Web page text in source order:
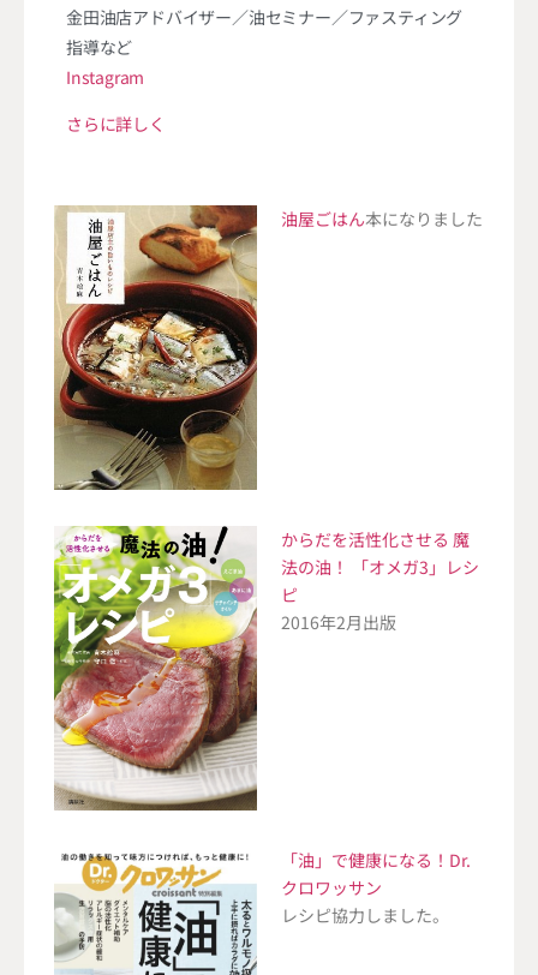
金田油店アドバイザー／油セミナー／ファスティング
指導など
Instagram
さらに詳しく
油屋ごはん本になりました
からだを活性化させる 魔
法の油！ 「オメガ3」レシ
ピ
2016年2月出版
「油」で健康になる！Dr.
クロワッサン
レシピ協力しました。